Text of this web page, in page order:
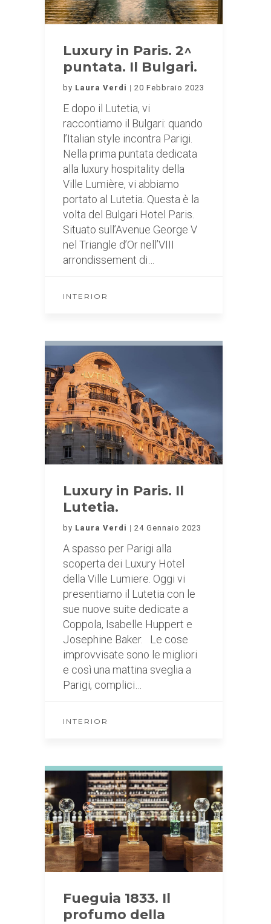
Luxury in Paris. 2^
puntata. Il Bulgari.
by Laura Verdi 20 Febbraio 2023
E dopo il Lutetia, vi
raccontiamo il Bulgari: quando
l’Italian style incontra Parigi.
Nella prima puntata dedicata
alla luxury hospitality della
Ville Lumière, vi abbiamo
portato al Lutetia. Questa è la
volta del Bulgari Hotel Paris.
Situato sull’Avenue George V
nel Triangle d’Or nell’VIII
arrondissement di…
INTERIOR
Luxury in Paris. Il
Lutetia.
by Laura Verdi 24 Gennaio 2023
A spasso per Parigi alla
scoperta dei Luxury Hotel
della Ville Lumiere. Oggi vi
presentiamo il Lutetia con le
sue nuove suite dedicate a
Coppola, Isabelle Huppert e
Josephine Baker. Le cose
improvvisate sono le migliori
e così una mattina sveglia a
Parigi, complici…
INTERIOR
Fueguia 1833. Il
profumo della